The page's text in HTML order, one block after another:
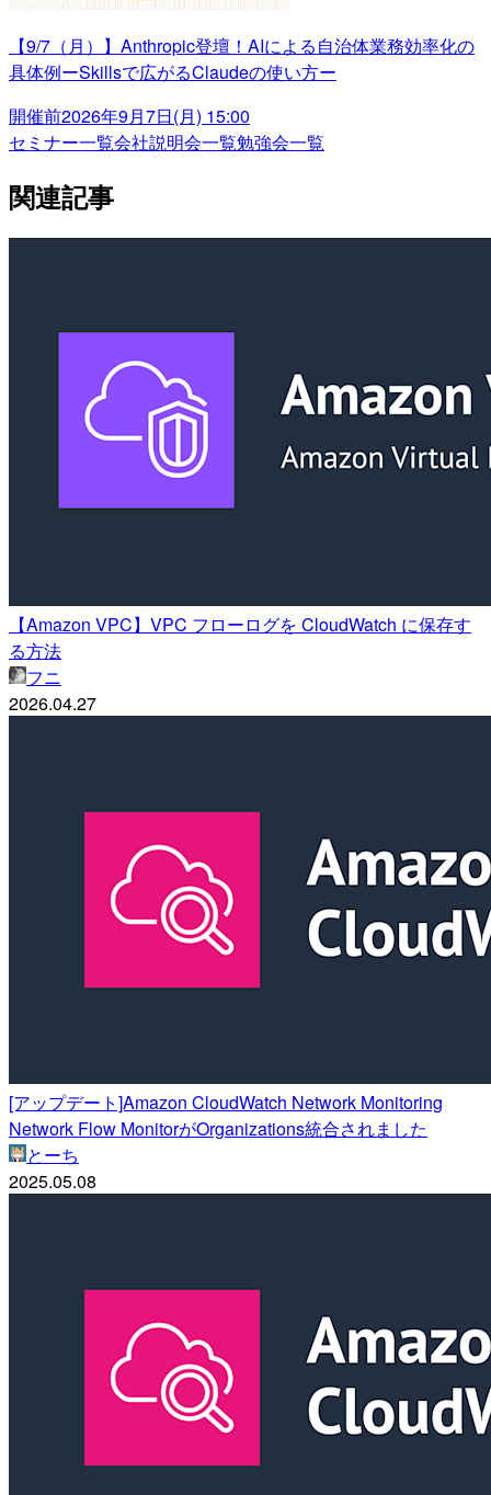
【9/7（月）】Anthropic登壇！AIによる自治体業務効率化の
具体例ーSkillsで広がるClaudeの使い方ー
開催前2026年9月7日(月) 15:00
セミナー一覧会社説明会一覧勉強会一覧
関連記事
【Amazon VPC】VPC フローログを CloudWatch に保存す
る方法
フニ
2026.04.27
[アップデート]Amazon CloudWatch Network Monitoring
Network Flow MonitorがOrganizations統合されました
とーち
2025.05.08